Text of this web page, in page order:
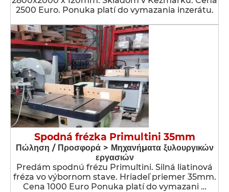
2500 Euro. Ponuka platí do vymazania inzerátu.
Spodná frézka Primultini 35mm
Πώληση / Προσφορά > Μηχανήματα ξυλουργικών
εργασιών
Predám spodnú frézu Primultini. Silná liatinová
fréza vo výbornom stave. Hriadeľ priemer 35mm.
Cena 1000 Euro Ponuka platí do vymazani …